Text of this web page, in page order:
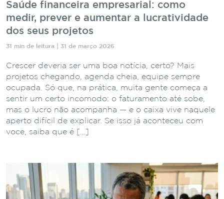
Saúde financeira empresarial: como
medir, prever e aumentar a lucratividade
dos seus projetos
31 min de leitura | 31 de março 2026
Crescer deveria ser uma boa notícia, certo? Mais
projetos chegando, agenda cheia, equipe sempre
ocupada. Só que, na prática, muita gente começa a
sentir um certo incômodo: o faturamento até sobe,
mas o lucro não acompanha — e o caixa vive naquele
aperto difícil de explicar. Se isso já aconteceu com
você, saiba que é […]